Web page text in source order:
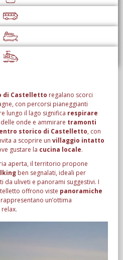
di Castelletto regalano scorci
con percorsi pianeggianti
lungo il lago significa respirare
onde e ammirare tramonti
storico di Castelletto, con
a scoprire un villaggio intatto
gustare la cucina locale.
aperta, il territorio propone
ben segnalati, ideali per
da uliveti e panorami suggestivi. I
offrono viste panoramiche
un’ottima